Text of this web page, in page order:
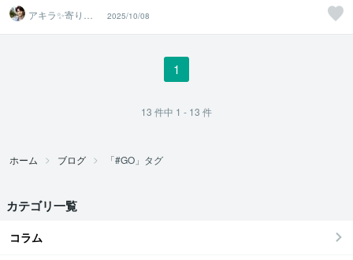
アキラ✨寄り添
う聴き手 迷い不
安の相談室
2025/10/08
1
13 件中 1 - 13 件
ホーム ブログ 「#GO」タグ
カテゴリ一覧
コラム